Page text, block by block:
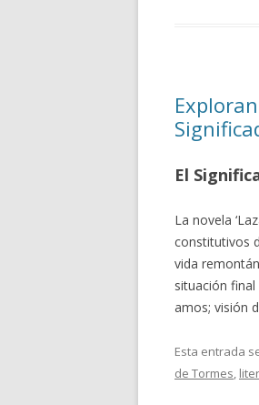
El
La novela
constitutivos
vida
situación
amos; visión
Esta entrada
de Tormes,